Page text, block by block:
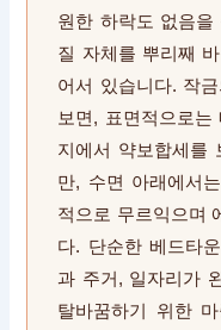
원한 하락도 없음을
질 자체를 뿌리째
어서 있습니다. 작
보면, 표면적으로
지에서 약보합세를
만, 수면 아래에서
적으로 무르익으며
다. 단순한 베드타
과 주거, 일자리가
탈바꿈하기 위한